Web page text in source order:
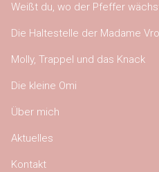
Weißt du, wo der Pfeffer
Die Haltestelle der Madame
Molly, Trappel und das Knack
Die kleine Omi
Über mich
Aktuelles
Kontakt